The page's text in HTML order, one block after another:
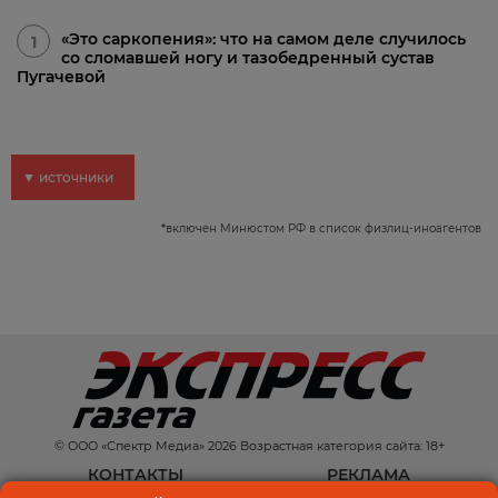
1
«Это саркопения»: что на самом деле случилось
со сломавшей ногу и тазобедренный сустав
Пугачевой
▼ источники
*включен Минюстом РФ в список физлиц-иноагентов
© ООО «Спектр Медиа» 2026 Возрастная категория сайта: 18+
КОНТАКТЫ РЕКЛАМА